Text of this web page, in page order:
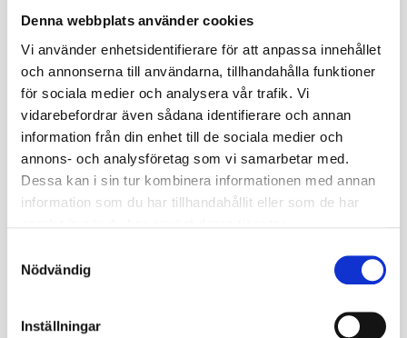
Denna webbplats använder cookies
Vi använder enhetsidentifierare för att anpassa innehållet
och annonserna till användarna, tillhandahålla funktioner
för sociala medier och analysera vår trafik. Vi
vidarebefordrar även sådana identifierare och annan
information från din enhet till de sociala medier och
annons- och analysföretag som vi samarbetar med.
Dessa kan i sin tur kombinera informationen med annan
information som du har tillhandahållit eller som de har
Nödvändig
Inställningar
Fabrikat
Antal Bultar
6
Bultcirkel
6/205
Navhål mm
160
Bredd mm
Höjd mm
50
Speedindexkod
25km/h